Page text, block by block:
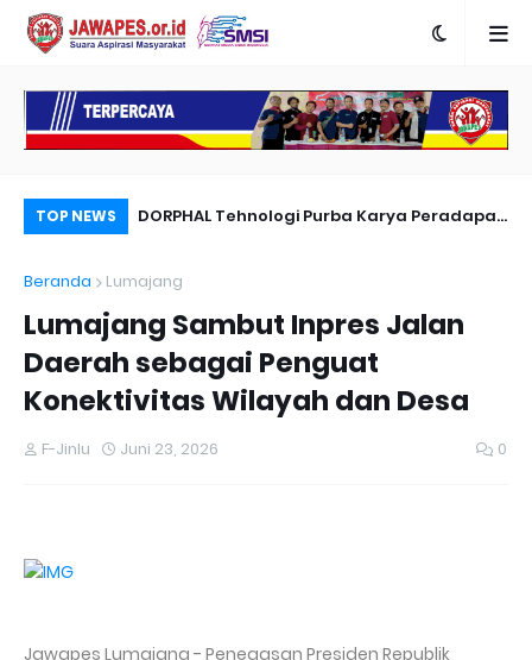
TOP NEWS
Anies
DORPHAL Tehnologi Purba Karya Peradapan
Beranda
Lumajang
Lumajang Sambut Inpres Jalan
Daerah sebagai Penguat
Konektivitas Wilayah dan Desa
F-Jinlu Juni 23, 2026 0
Jawapes Lumajang - Penegasan Presiden Republik